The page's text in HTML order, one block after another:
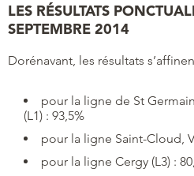
LES RÉSULTATS
SEPTEMBRE 2014
Dorénavant, les résultats
pour la ligne de St
(L1) : 93,5%
pour la ligne Saint-Cloud,
pour la ligne Cergy (L3) :